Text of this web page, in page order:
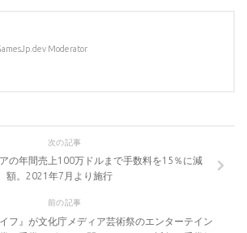
Moderator
次の記事
の年間売上100万ドルまで手数料を15％に減
額。2021年7月より施行
前の記事
イフ』が文化庁メディア芸術祭のエンターテイン